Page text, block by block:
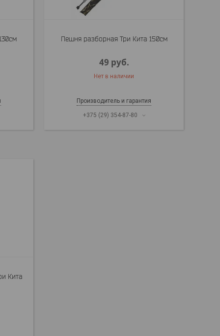
Пешня разборная Три Кита 150см
49 руб.
Нет в наличии
Производитель и гарантия
+375 (29) 354-87-80
Кита